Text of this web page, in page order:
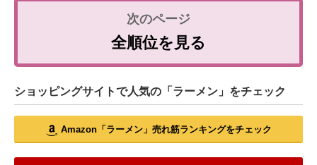
全順位を見る
ショッピングサイトで人気の「ラーメン」をチェック
Amazon「ラーメン」売れ筋ランキングをチェック